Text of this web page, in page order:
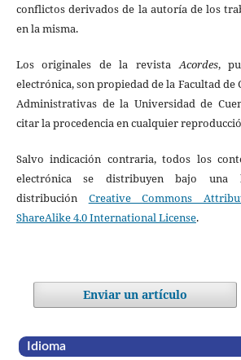
conflictos derivados de la autoría de los
en la misma.
Los originales de la revistaAcordes,
electrónica, son propiedad de la Facultad de
Administrativas de la Universidad de
citar la procedencia en cualquier
Salvo indicación contraria, todos los
electrónica se distribuyen bajo
distribución Creative Commons
ShareAlike 4.0 International License.
Enviar un artículo
Idioma